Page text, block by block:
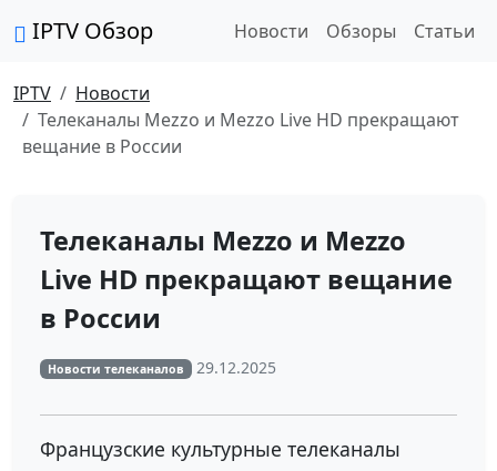
IPTV Обзор Новости Обзоры Статьи
IPTV
Новости
Телеканалы Mezzo и Mezzo Live HD прекращают
вещание в России
Телеканалы Mezzo и Mezzo
Live HD прекращают вещание
в России
Новости телеканалов 29.12.2025
Французские культурные телеканалы